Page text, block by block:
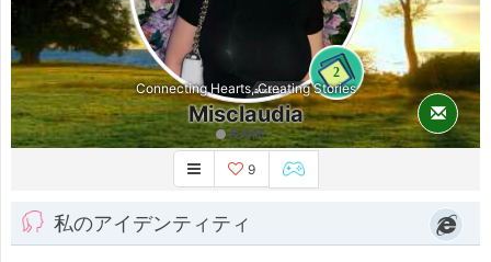
2
Connecting Hearts, Creating Stories
Misclaudia
長時間
9
私のアイデンティティ